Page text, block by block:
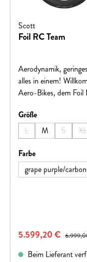
Scott
Foil RC Team
Aerodynamik,
alles in einem!
Aero-Bikes, dem Foil
WorldTour-Sprintern,
sich absetzen
geändert werden.
Größeauswählen
L
(Diese Option ist
M S
(Diese
XL
Farbeauswählen
grape purple/
Verkaufspreis:
5.599,20 €
Beim Lieferant